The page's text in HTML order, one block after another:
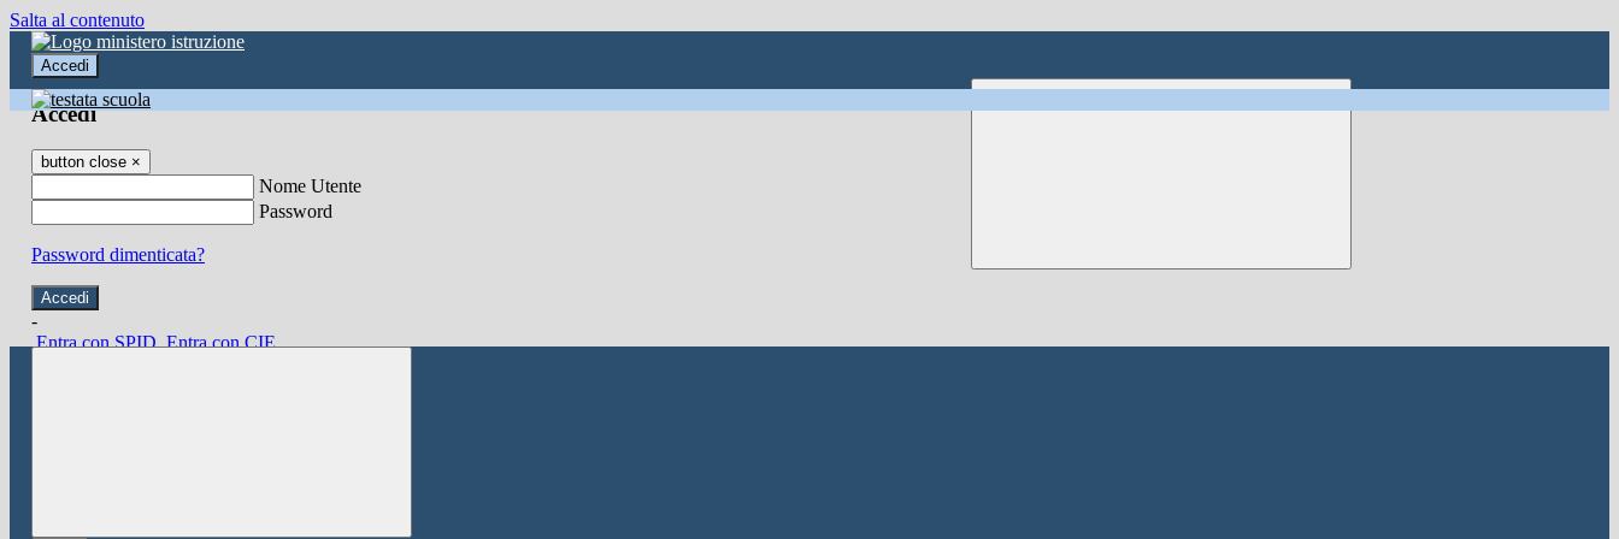
Salta al contenuto
Accedi
Accedi
button close ×
Nome Utente
Password
Password dimenticata?
-
Entra con SPID Entra con CIE
button close ×